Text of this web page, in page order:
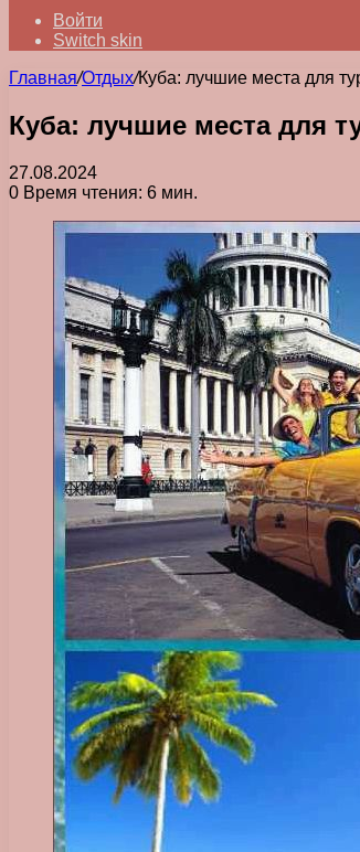
Войти
Switch skin
Главная/Отдых/Куба: лучшие места для
Куба: лучшие места для
27.08.2024
0 Время чтения: 6 мин.